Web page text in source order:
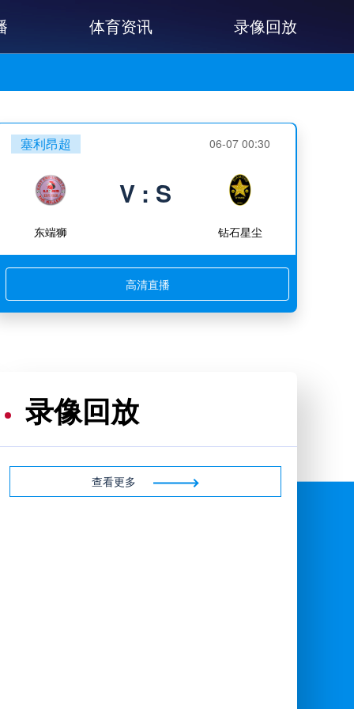
体育资讯 录像回放
塞利昂超 06-07 00:30
东端狮
V : S
钻石星尘
高清直播
录像回放
查看更多